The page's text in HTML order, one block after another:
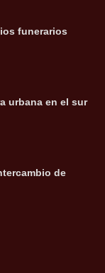
funerarios
urbana en el sur
de